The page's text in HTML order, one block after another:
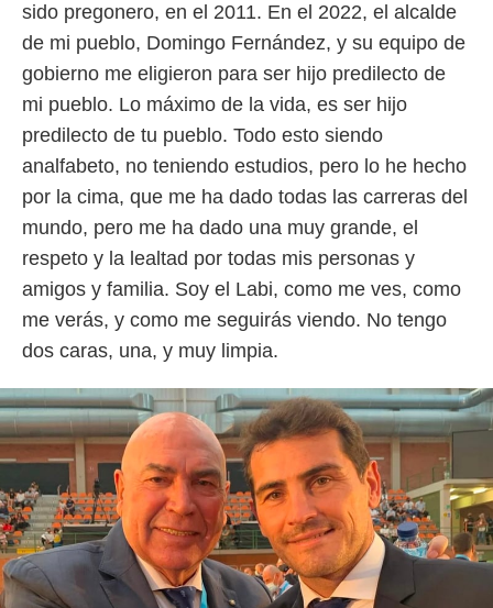
sido pregonero, en el 2011. En el 2022, el alcalde
de mi pueblo, Domingo Fernández, y su equipo de
gobierno me eligieron para ser hijo predilecto de
mi pueblo. Lo máximo de la vida, es ser hijo
predilecto de tu pueblo. Todo esto siendo
analfabeto, no teniendo estudios, pero lo he hecho
por la cima, que me ha dado todas las carreras del
mundo, pero me ha dado una muy grande, el
respeto y la lealtad por todas mis personas y
amigos y familia. Soy el Labi, como me ves, como
me verás, y como me seguirás viendo. No tengo
dos caras, una, y muy limpia.